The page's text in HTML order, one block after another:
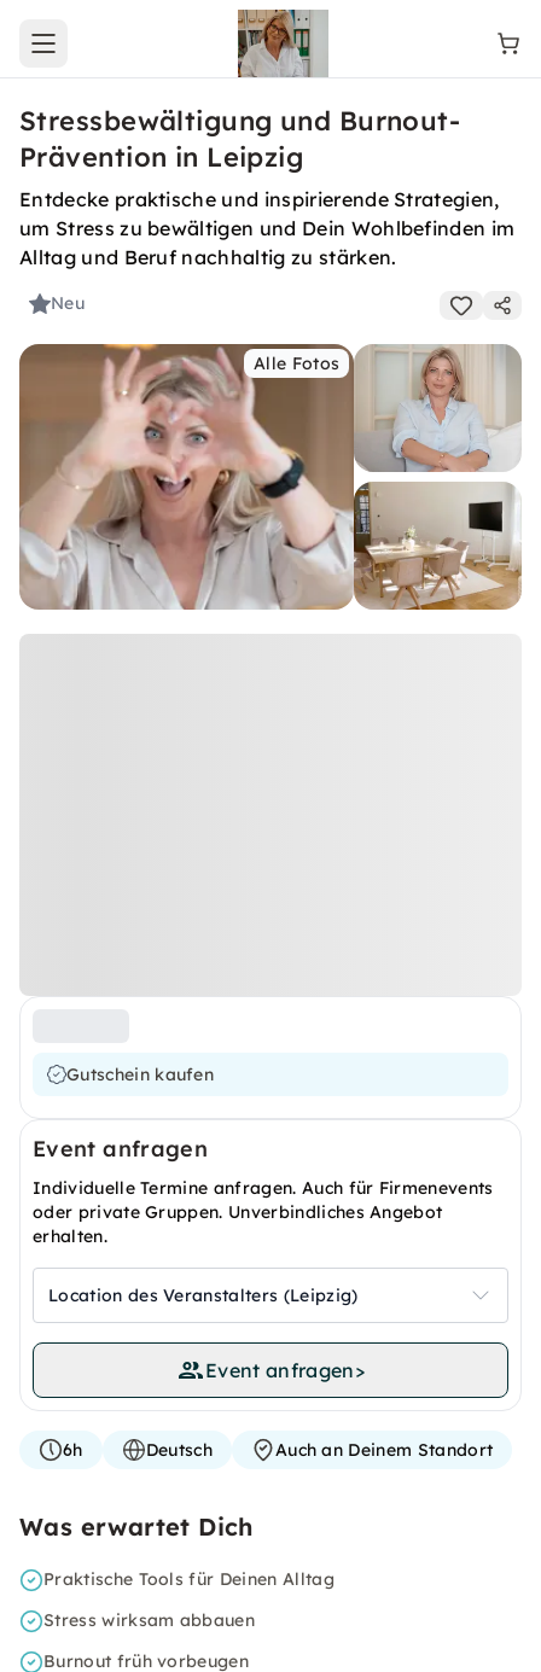
Open main menu
Stressbewältigung und Burnout-
Prävention in Leipzig
Entdecke praktische und inspirierende Strategien,
um Stress zu bewältigen und Dein Wohlbefinden im
Alltag und Beruf nachhaltig zu stärken.
Neu
Alle Fotos
Gutschein kaufen
Event anfragen
Individuelle Termine anfragen. Auch für Firmenevents
oder private Gruppen. Unverbindliches Angebot
erhalten.
Location des Veranstalters (Leipzig)
Event anfragen>
6h Deutsch Auch an Deinem Standort
Was erwartet Dich
Praktische Tools für Deinen Alltag
Stress wirksam abbauen
Burnout früh vorbeugen